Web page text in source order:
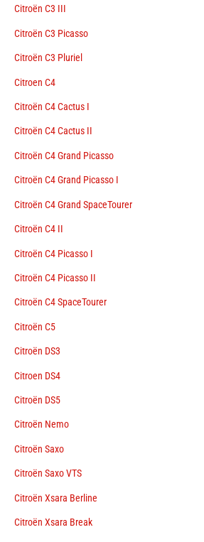
Citroën C3 III
Citroën C3 Picasso
Citroën C3 Pluriel
Citroen C4
Citroën C4 Cactus I
Citroën C4 Cactus II
Citroën C4 Grand Picasso
Citroën C4 Grand Picasso I
Citroën C4 Grand SpaceTourer
Citroën C4 II
Citroën C4 Picasso I
Citroën C4 Picasso II
Citroën C4 SpaceTourer
Citroën C5
Citroën DS3
Citroen DS4
Citroën DS5
Citroën Nemo
Citroën Saxo
Citroën Saxo VTS
Citroën Xsara Berline
Citroën Xsara Break